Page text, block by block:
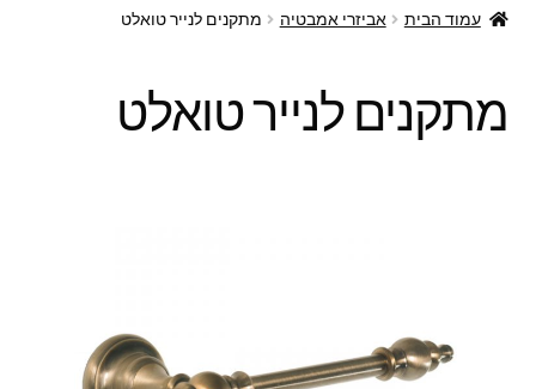
צור קשר
עמוד הבית אביזרי אמבטיה מתקנים לנייר טואלט
מתקנים לנייר טואלט